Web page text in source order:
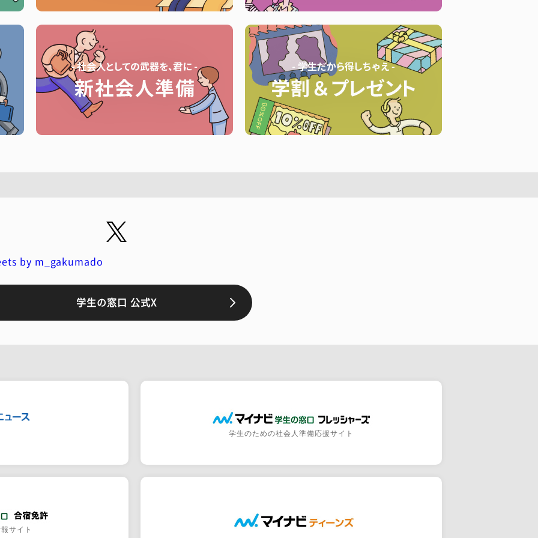
by m_gakumado
学生の窓口 公式X
学生のための社会人準備応援サイト
サイト